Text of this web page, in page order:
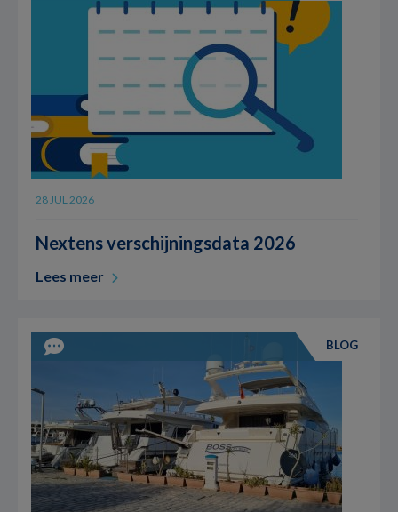
28 JUL 2026
Nextens verschijningsdata 2026
Lees meer
BLOG